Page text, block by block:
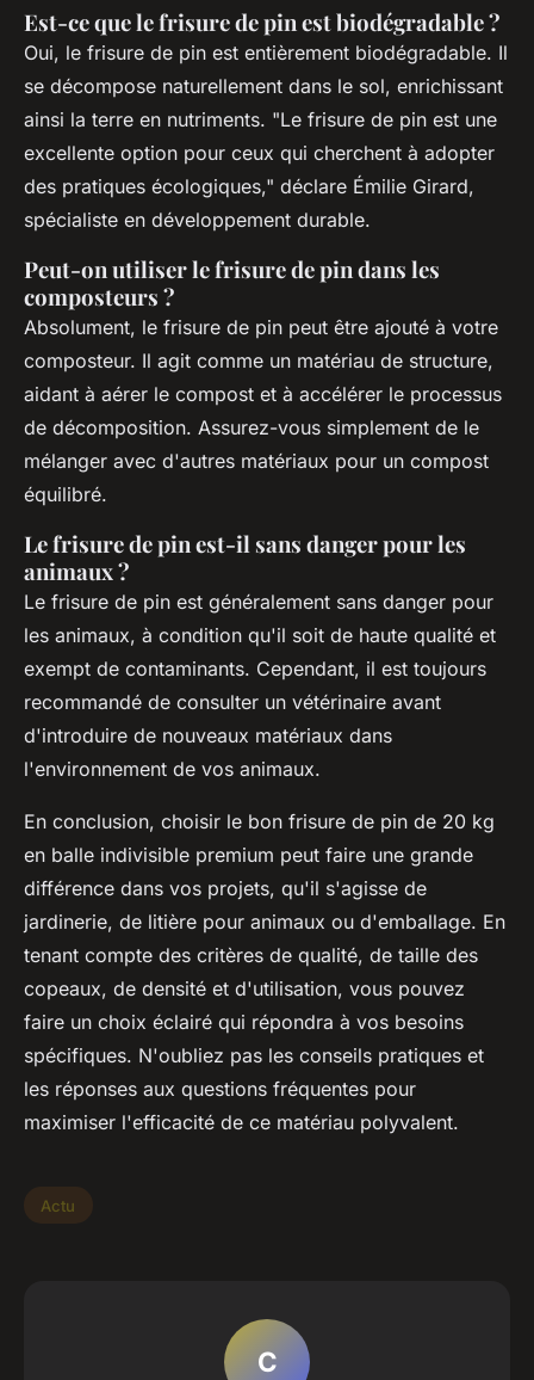
Est-ce que le frisure de pin est biodégradable ?
Oui, le frisure de pin est entièrement biodégradable. Il
se décompose naturellement dans le sol, enrichissant
ainsi la terre en nutriments. "Le frisure de pin est une
excellente option pour ceux qui cherchent à adopter
des pratiques écologiques," déclare Émilie Girard,
spécialiste en développement durable.
Peut-on utiliser le frisure de pin dans les
composteurs ?
Absolument, le frisure de pin peut être ajouté à votre
composteur. Il agit comme un matériau de structure,
aidant à aérer le compost et à accélérer le processus
de décomposition. Assurez-vous simplement de le
mélanger avec d'autres matériaux pour un compost
équilibré.
Le frisure de pin est-il sans danger pour les
animaux ?
Le frisure de pin est généralement sans danger pour
les animaux, à condition qu'il soit de haute qualité et
exempt de contaminants. Cependant, il est toujours
recommandé de consulter un vétérinaire avant
d'introduire de nouveaux matériaux dans
l'environnement de vos animaux.
En conclusion, choisir le bon frisure de pin de 20 kg
en balle indivisible premium peut faire une grande
différence dans vos projets, qu'il s'agisse de
jardinerie, de litière pour animaux ou d'emballage. En
tenant compte des critères de qualité, de taille des
copeaux, de densité et d'utilisation, vous pouvez
faire un choix éclairé qui répondra à vos besoins
spécifiques. N'oubliez pas les conseils pratiques et
les réponses aux questions fréquentes pour
maximiser l'efficacité de ce matériau polyvalent.
Actu
C